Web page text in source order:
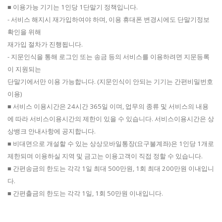
■ 이용가능 기기는 1인당 1단말기 정책입니다.
- 서비스 해지시 재가입하여야 하며, 이용 휴대폰 변경시에도 단말기정보
확인을 위해
재가입 절차가 진행됩니다.
- 지문인식을 통해 로그인 또는 송금 등의 서비스를 이용하려면 지문등록
이 지원되는
단말기에서만 이용 가능합니다. (지문인식이 안되는 기기는 간편비밀번호
이용)
■ 서비스 이용시간은 24시간 365일 이며, 업무의 종류 및 서비스의 내용
에 따라 서비스이용시간의 제한이 있을 수 있습니다. 서비스이용시간은 상
상뱅크 안내사항에 공지합니다.
■ 비대면으로 개설할 수 있는 상상모바일통장(요구불계좌)은 1인당 1개로
제한되며 이용하실 지역 및 금고는 이용고객이 직접 정할 수 있습니다.
■ 간편송금의 한도는 각각 1일 최대 500만원, 1회 최대 200만원 이내입니
다.
■ 간편출금의 한도는 각각 1일, 1회 50만원 이내입니다.